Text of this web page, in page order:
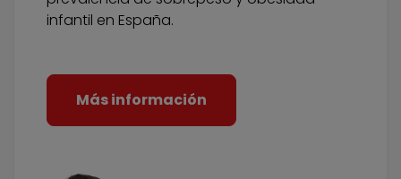
infantil en España.
Más información